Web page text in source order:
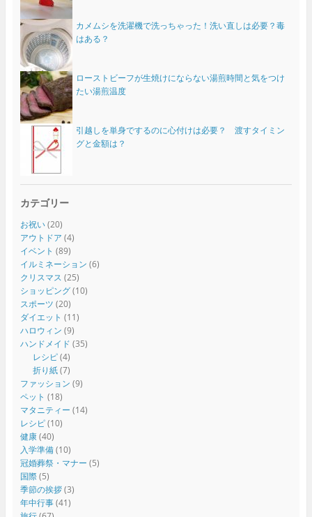
カメムシを洗濯機で洗っちゃった！洗い直しは必要？毒
はある？
ローストビーフが生焼けにならない湯煎時間と気をつけ
たい湯煎温度
引越しを単身でするのに心付けは必要？ 渡すタイミン
グと金額は？
カテゴリー
お祝い(20)
アウトドア (4)
イベント (89)
イルミネーション (6)
クリスマス (25)
ショッピング(10)
スポーツ (20)
ダイエット (11)
ハロウィン (9)
ハンドメイド (35)
レシピ(4)
折り紙(7)
ファッション (9)
ペット (18)
マタニティー (14)
レシピ(10)
健康(40)
入学準備(10)
冠婚葬祭・マナー (5)
国際(5)
季節の挨拶(3)
年中行事(41)